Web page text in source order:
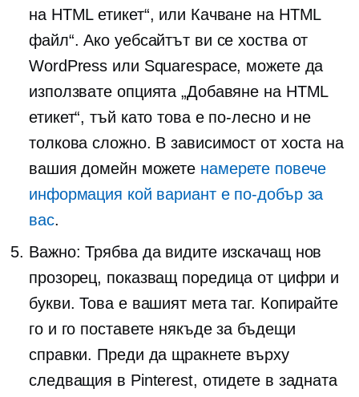
на HTML етикет“, или Качване на HTML
файл“. Ако уебсайтът ви се хоства от
WordPress или Squarespace, можете да
използвате опцията „Добавяне на HTML
етикет“, тъй като това е по-лесно и не
толкова сложно. В зависимост от хоста на
вашия домейн можете намерете повече
информация кой вариант е по-добър за
вас.
Важно: Трябва да видите изскачащ нов
прозорец, показващ поредица от цифри и
букви. Това е вашият мета таг. Копирайте
го и го поставете някъде за бъдещи
справки. Преди да щракнете върху
следващия в Pinterest, отидете в задната